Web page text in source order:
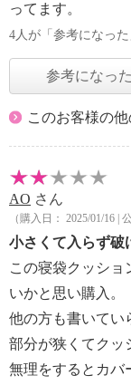
ってます。
4人が「参考になっ
参考になった
このお客様の
AO さん
（購入日： 2025/01/16 |
小さくて入らず破
この寝袋クッショ
いかと思い購入。
他の方も書いてい
部分が狭くてクッ
無理をするとカバ